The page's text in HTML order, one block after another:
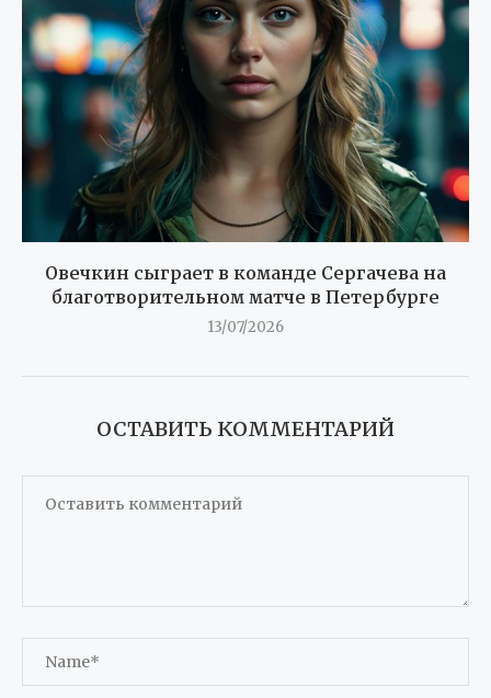
Овечкин сыграет в команде Сергачева на
благотворительном матче в Петербурге
13/07/2026
ОСТАВИТЬ КОММЕНТАРИЙ